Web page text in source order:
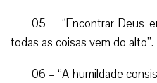
05 – “Encontrar Deus
todas as coisas vem do alto”.
06 – “A humildade